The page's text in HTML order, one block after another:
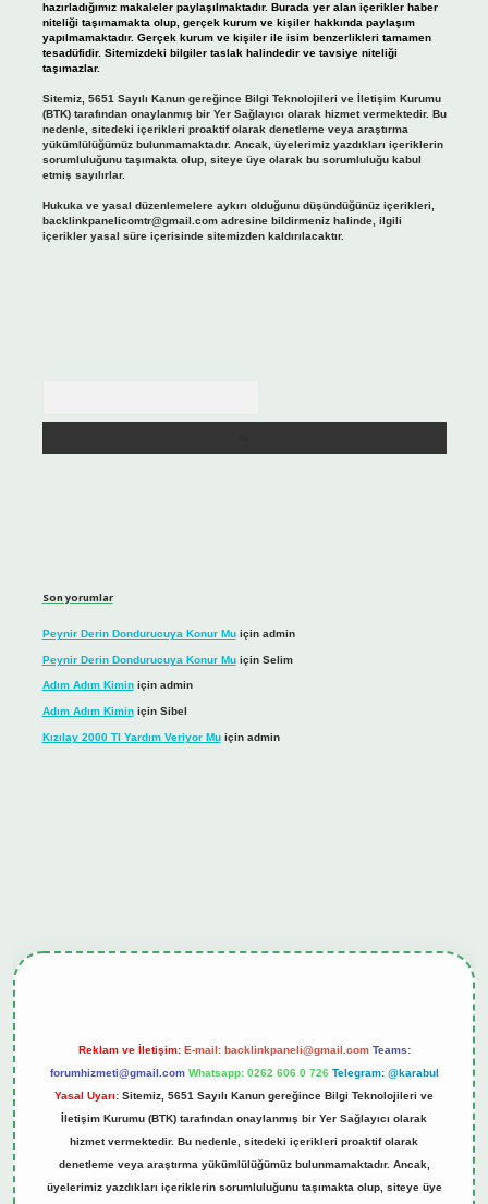
hazırladığımız makaleler paylaşılmaktadır. Burada yer alan içerikler haber
niteliği taşımamakta olup, gerçek kurum ve kişiler hakkında paylaşım
yapılmamaktadır. Gerçek kurum ve kişiler ile isim benzerlikleri tamamen
tesadüfidir. Sitemizdeki bilgiler taslak halindedir ve tavsiye niteliği
taşımazlar.
Sitemiz, 5651 Sayılı Kanun gereğince Bilgi Teknolojileri ve İletişim Kurumu
(BTK) tarafından onaylanmış bir Yer Sağlayıcı olarak hizmet vermektedir. Bu
nedenle, sitedeki içerikleri proaktif olarak denetleme veya araştırma
yükümlülüğümüz bulunmamaktadır. Ancak, üyelerimiz yazdıkları içeriklerin
sorumluluğunu taşımakta olup, siteye üye olarak bu sorumluluğu kabul
etmiş sayılırlar.
Hukuka ve yasal düzenlemelere aykırı olduğunu düşündüğünüz içerikleri,
backlinkpanelicomtr@gmail.comadresine bildirmeniz halinde, ilgili
içerikler yasal süre içerisinde sitemizden kaldırılacaktır.
Son yorumlar
Peynir Derin Dondurucuya Konur Muiçin admin
Peynir Derin Dondurucuya Konur Muiçin Selim
Adım Adım Kiminiçin admin
Adım Adım Kiminiçin Sibel
Kızılay 2000 Tl Yardım Veriyor Muiçin admin
Reklam ve İletişim: E-mail: backlinkpaneli@gmail.com Teams:
forumhizmeti@gmail.com Whatsapp: 0262 606 0 726 Telegram: @karabul
Yasal Uyarı: Sitemiz, 5651 Sayılı Kanun gereğince Bilgi Teknolojileri ve
İletişim Kurumu (BTK) tarafından onaylanmış bir Yer Sağlayıcı olarak
hizmet vermektedir. Bu nedenle, sitedeki içerikleri proaktif olarak
denetleme veya araştırma yükümlülüğümüz bulunmamaktadır. Ancak,
üyelerimiz yazdıkları içeriklerin sorumluluğunu taşımakta olup, siteye üye